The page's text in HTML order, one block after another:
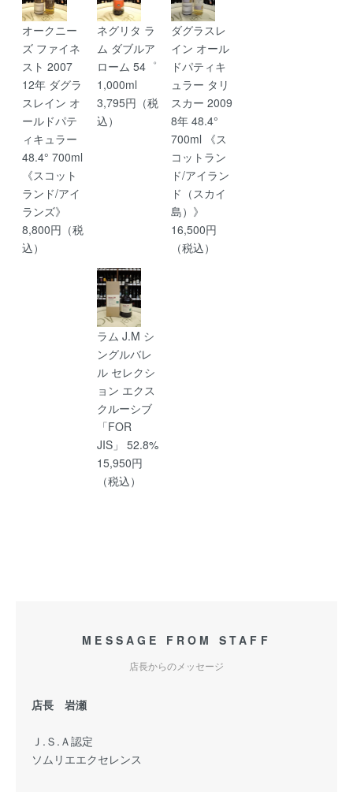
オークニー
ズ ファイネ
スト 2007
12年 ダグラ
スレイン オ
ールドパテ
ィキュラー
48.4° 700ml
《スコット
ランド/アイ
ランズ》
8,800円（税
込）
ネグリタ ラ
ム ダブルア
ローム 54゜
1,000ml
3,795円（税
込）
ダグラスレ
イン オール
ドパティキ
ュラー タリ
スカー 2009
8年 48.4°
700ml 《ス
コットラン
ド/アイラン
ド（スカイ
島）》
16,500円
（税込）
ラム J.M シ
ングルバレ
ル セレクシ
ョン エクス
クルーシブ
「FOR
JIS」 52.8%
15,950円
（税込）
MESSAGE FROM STAFF
店長からのメッセージ
店長 岩瀬
Ｊ.Ｓ.Ａ認定
ソムリエエクセレンス